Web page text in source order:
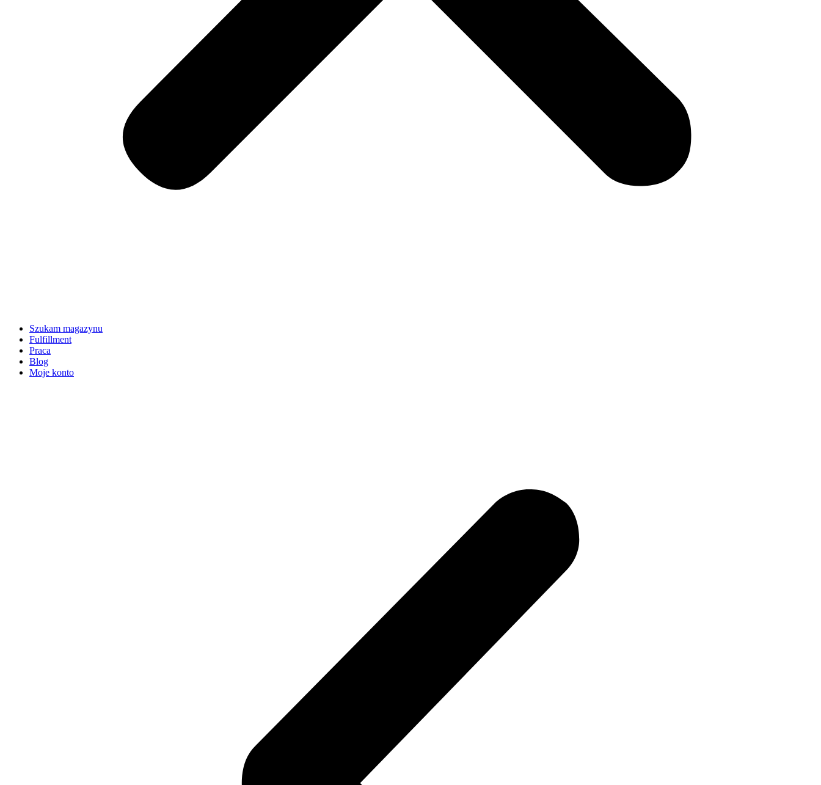
Szukam magazynu
Fulfillment
Praca
Blog
Moje konto